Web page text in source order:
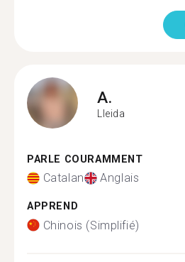
A.
Lleida
PARLE COURAMMENT
Catalan Anglais
APPREND
Chinois (Simplifié)